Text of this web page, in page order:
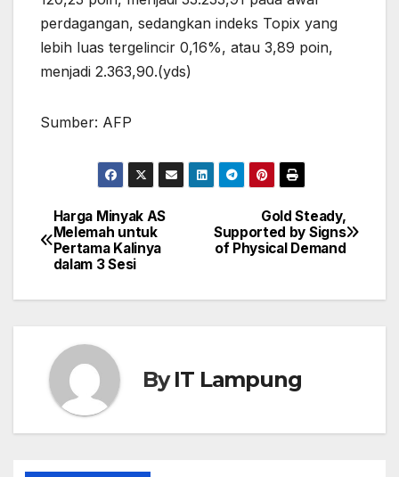
perdagangan, sedangkan indeks Topix yang
lebih luas tergelincir 0,16%, atau 3,89 poin,
menjadi 2.363,90.(yds)
Sumber: AFP
Post
navigation
Gold Steady,
Supported by Signs
of Physical Demand
Harga Minyak AS
Melemah untuk
Pertama Kalinya
dalam 3 Sesi
ByIT Lampung